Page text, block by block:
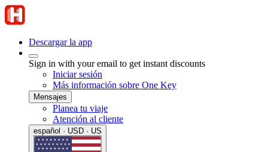
Descargar la app
Sign in with your email to get instant discounts
Iniciar sesión
Más información sobre One Key
Mensajes
Planea tu viaje
Atención al cliente
español · USD · US